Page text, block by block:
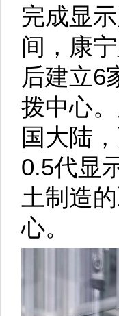
完成显
间，康
后建立6
拨中心
国大陆
0.5代显
土制造
心。